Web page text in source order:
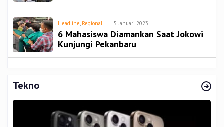
Headline Regional | 5 Januari 2023
6 Mahasiswa Diamankan Saat Jokowi
Kunjungi Pekanbaru
Tekno